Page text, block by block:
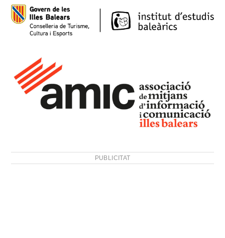
PUBLICITAT